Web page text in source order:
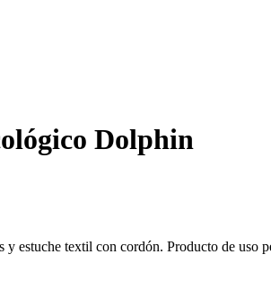
Dolphin
textil con cordón. Producto de uso